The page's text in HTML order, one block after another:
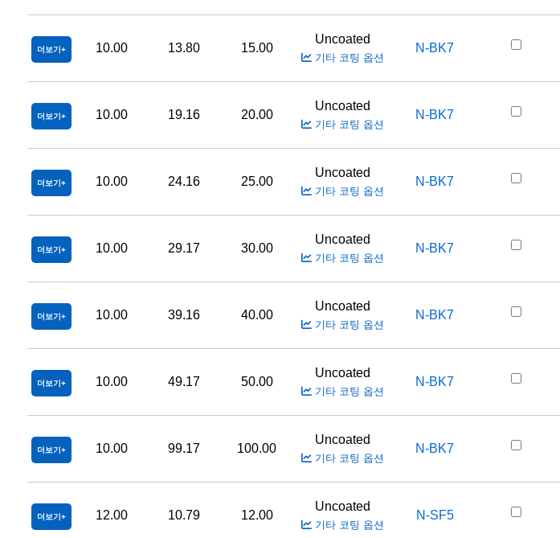
더보기 10.00 13.80 15.00
Uncoated
기타 코팅 옵션
N-BK7
더보기 10.00 19.16 20.00
Uncoated
기타 코팅 옵션
N-BK7
더보기 10.00 24.16 25.00
Uncoated
기타 코팅 옵션
N-BK7
더보기 10.00 29.17 30.00
Uncoated
기타 코팅 옵션
N-BK7
더보기 10.00 39.16 40.00
Uncoated
기타 코팅 옵션
N-BK7
더보기 10.00 49.17 50.00
Uncoated
기타 코팅 옵션
N-BK7
더보기 10.00 99.17 100.00
Uncoated
기타 코팅 옵션
N-BK7
더보기 12.00 10.79 12.00
Uncoated
기타 코팅 옵션
N-SF5